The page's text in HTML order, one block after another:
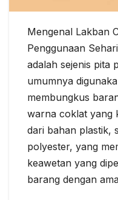
Mengenal Lakban
Penggunaan
adalah sejenis pita
umumnya
membungkus
warna coklat yang
dari bahan plastik,
polyester, yang
keawetan yang
barang dengan